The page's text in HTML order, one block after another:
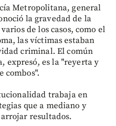
Metropolitana, general
la gravedad de la
de los casos, como el
las víctimas estaban
criminal. El común
expresó, es la "reyerta y
combos".
trabaja en
que a mediano y
resultados.